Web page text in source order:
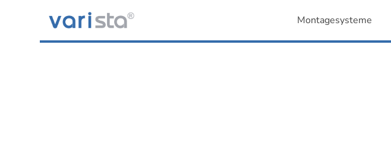
Montagesysteme